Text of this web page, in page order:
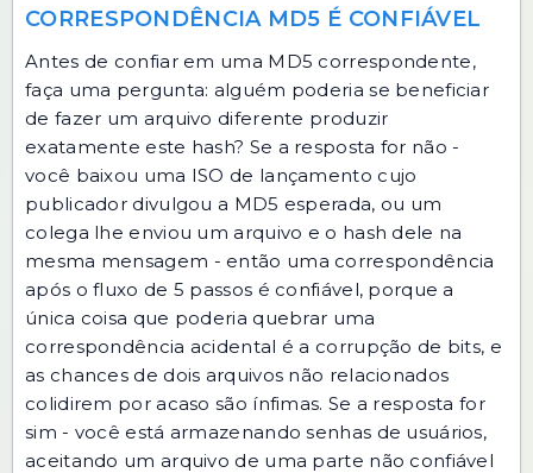
CORRESPONDÊNCIA MD5 É CONFIÁVEL
Antes de confiar em uma MD5 correspondente,
faça uma pergunta: alguém poderia se beneficiar
de fazer um arquivo diferente produzir
exatamente este hash? Se a resposta for não -
você baixou uma ISO de lançamento cujo
publicador divulgou a MD5 esperada, ou um
colega lhe enviou um arquivo e o hash dele na
mesma mensagem - então uma correspondência
após o fluxo de 5 passos é confiável, porque a
única coisa que poderia quebrar uma
correspondência acidental é a corrupção de bits, e
as chances de dois arquivos não relacionados
colidirem por acaso são ínfimas. Se a resposta for
sim - você está armazenando senhas de usuários,
aceitando um arquivo de uma parte não confiável